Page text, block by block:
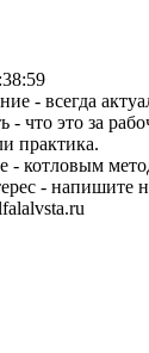
- всегда
- что это за
практика.
- котловым
- напишите